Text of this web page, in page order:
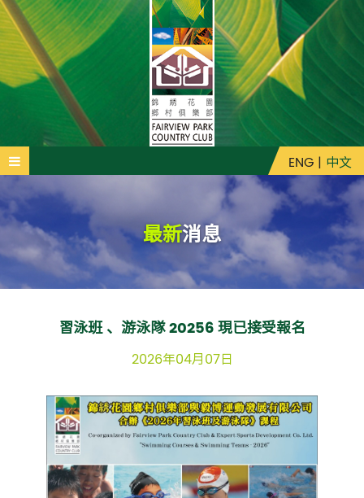
ENG | 中文
最新消息
習泳班 、游泳隊 20256 現已接受報名
2026年04月07日